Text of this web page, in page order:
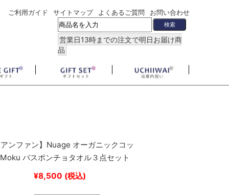
ご利用ガイド サイトマップ よくあるご質問 お問い合わせ
営業日13時までの注文で明日お届け商
品
ンファン】Nuage オーガニックコッ
バスポンチョタオル３点セット
¥8,500 (税込)